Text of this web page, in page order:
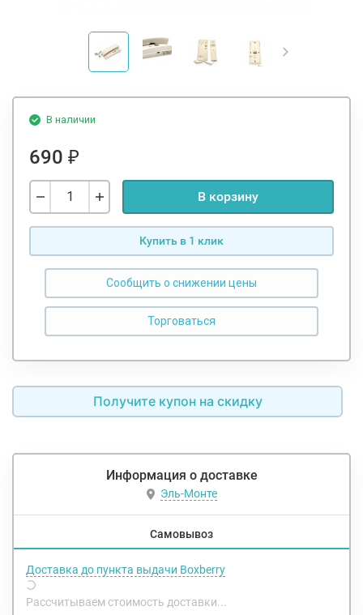
В наличии
690 ₽
В корзину
Купить в 1 клик
Сообщить о снижении цены
Получите купон на скидку
Информация о доставке
Эль-Монте
Самовывоз
Доставка до пункта выдачи Boxberry
Рассчитываем стоимость доставки...